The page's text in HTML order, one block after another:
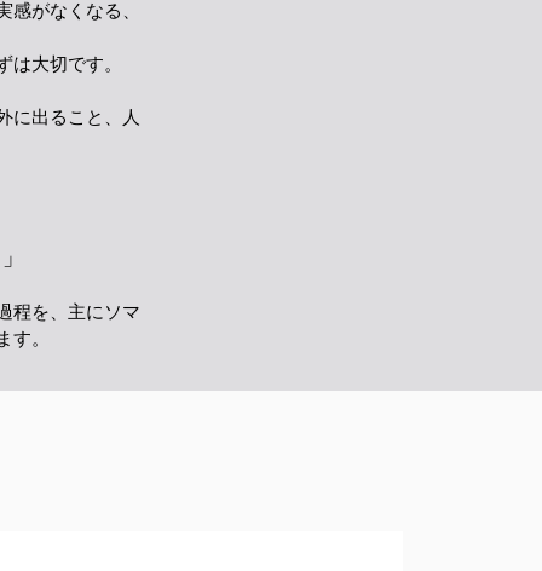
がなくなる、
大切です。
に出ること、人
程を、主にソマ
。